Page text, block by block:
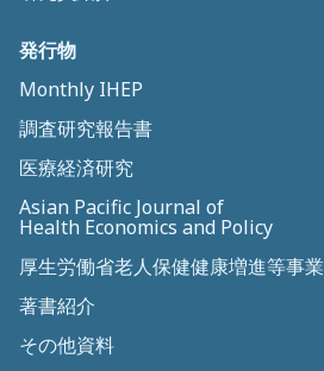
発行物
Monthly IHEP
調査研究報告書
医療経済研究
Asian Pacific Journal of
Health Economics and Policy
厚生労働省老人保健健康増進等事業
著書紹介
その他資料